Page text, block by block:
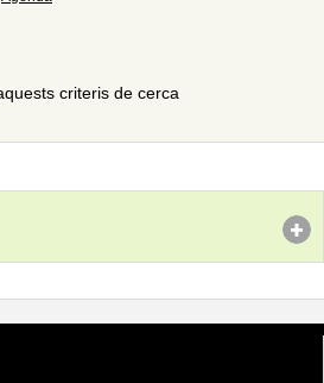
criteris de cerca